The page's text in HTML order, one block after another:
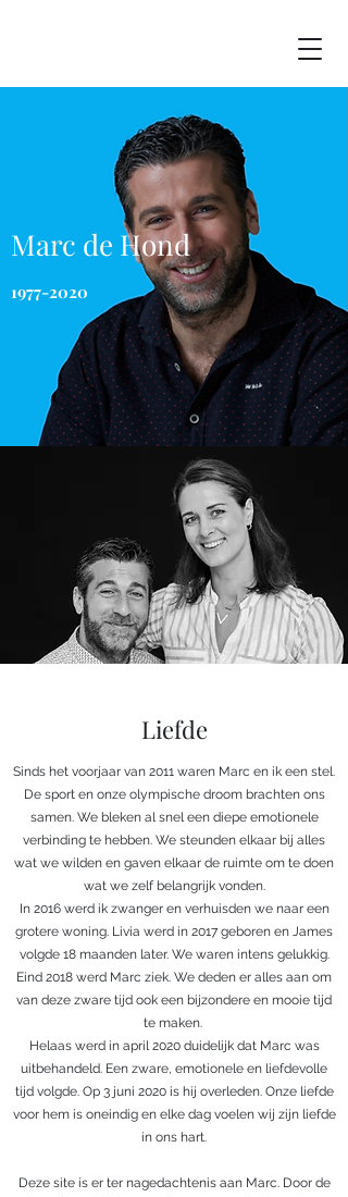
Marc de Hond
1977-2020
Liefde
Sinds het voorjaar van 2011 waren Marc en ik een stel.
De sport en onze olympische droom brachten ons
samen. We bleken al snel een diepe emotionele
verbinding te hebben. We steunden elkaar bij alles
wat we wilden en gaven elkaar de ruimte om te doen
wat we zelf belangrijk vonden.
In 2016 werd ik zwanger en verhuisden we naar een
grotere woning. Livia werd in 2017 geboren en James
volgde 18 maanden later. We waren intens gelukkig.
Eind 2018 werd Marc ziek. We deden er alles aan om
van deze zware tijd ook een bijzondere en mooie tijd
te maken.
Helaas werd in april 2020 duidelijk dat Marc was
uitbehandeld. Een zware, emotionele en liefdevolle
tijd volgde. Op 3 juni 2020 is hij overleden. Onze liefde
voor hem is oneindig en elke dag voelen wij zijn liefde
in ons hart.
Deze site is er ter nagedachtenis aan Marc. Door de